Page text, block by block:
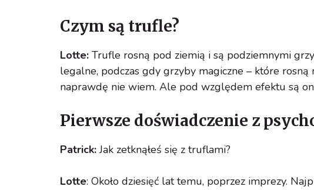
Czym są trufle?
Lotte: Trufle rosną pod ziemią i są podziemnymi
legalne, podczas gdy grzyby magiczne – które rosną
naprawdę nie wiem. Ale pod względem efektu są
Pierwsze doświadczenie z
Patrick:Jak zetknąłeś się z truflami?
Lotte: Około dziesięć lat temu, poprzez imprezy.